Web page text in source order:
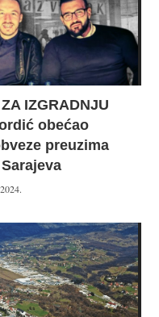
IZGRADNJU
obećao
preuzima